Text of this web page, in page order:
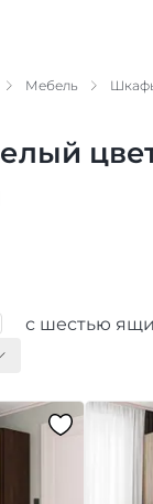
Мебель
с шестью